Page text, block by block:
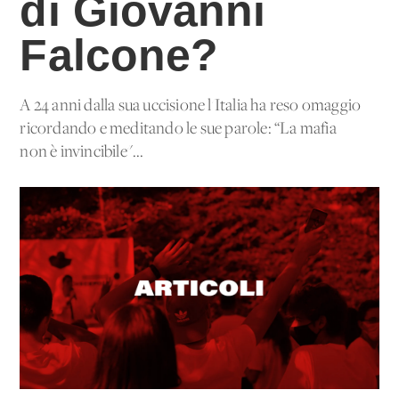
di Giovanni
Falcone?
A 24 anni dalla sua uccisione l'Italia ha reso omaggio
ricordando e meditando le sue parole: “La mafia
non è invincibile"...